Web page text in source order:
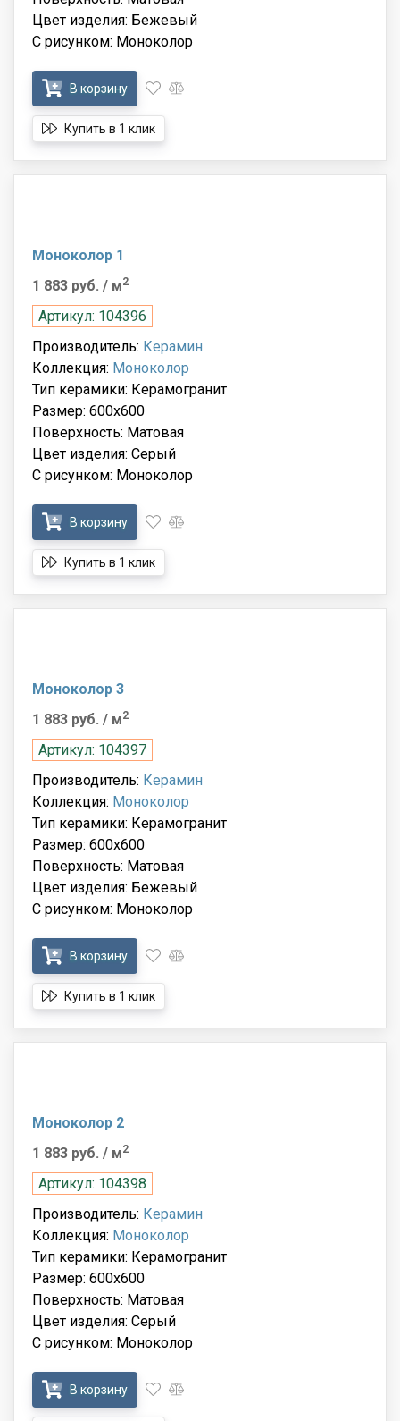
Цвет изделия: Бежевый
С рисунком: Моноколор
В корзину
Купить в 1 клик
Моноколор 1
1 883 руб. / м2
Артикул: 104396
Производитель: Керамин
Коллекция: Моноколор
Тип керамики: Керамогранит
Размер: 600x600
Поверхность: Матовая
Цвет изделия: Серый
С рисунком: Моноколор
В корзину
Купить в 1 клик
Моноколор 3
1 883 руб. / м2
Артикул: 104397
Производитель: Керамин
Коллекция: Моноколор
Тип керамики: Керамогранит
Размер: 600x600
Поверхность: Матовая
Цвет изделия: Бежевый
С рисунком: Моноколор
В корзину
Купить в 1 клик
Моноколор 2
1 883 руб. / м2
Артикул: 104398
Производитель: Керамин
Коллекция: Моноколор
Тип керамики: Керамогранит
Размер: 600x600
Поверхность: Матовая
Цвет изделия: Серый
С рисунком: Моноколор
В корзину